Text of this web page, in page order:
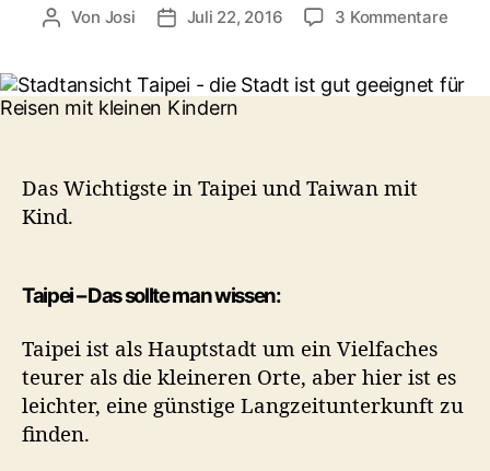
Beitragsautor
Von Josi Veröffentlichungsdatum
Juli 22, 2016 3 Kommentarezu
mit
Das Wichtigste in Taipei und Taiwan mit
Kind.
Taipei – Das sollte man wissen:
Taipei ist als Hauptstadt um ein Vielfaches
teurer als die kleineren Orte, aber hier ist es
leichter, eine günstige Langzeitunterkunft zu
finden.